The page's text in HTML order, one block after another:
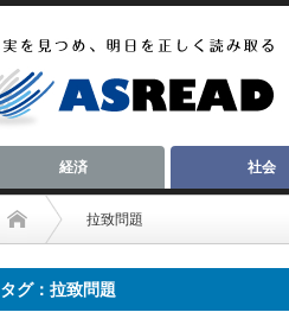
経済 社会
拉致問題
タグ：拉致問題